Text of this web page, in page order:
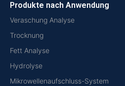
Produkte nach Anwendung
Veraschung Analyse
Trocknung
Fett Analyse
Hydrolyse
Mikrowellenaufschluss-System